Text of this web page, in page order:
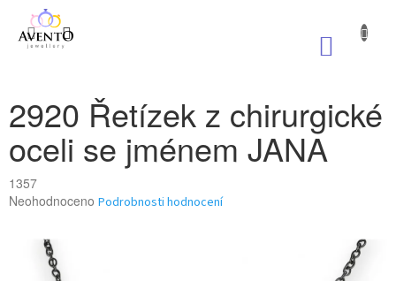
obsah
2920 Řetízek z chirurgické
oceli se jménem JANA
1357
Průměrné
produktu
Neohodnoceno Podrobnosti hodnocení